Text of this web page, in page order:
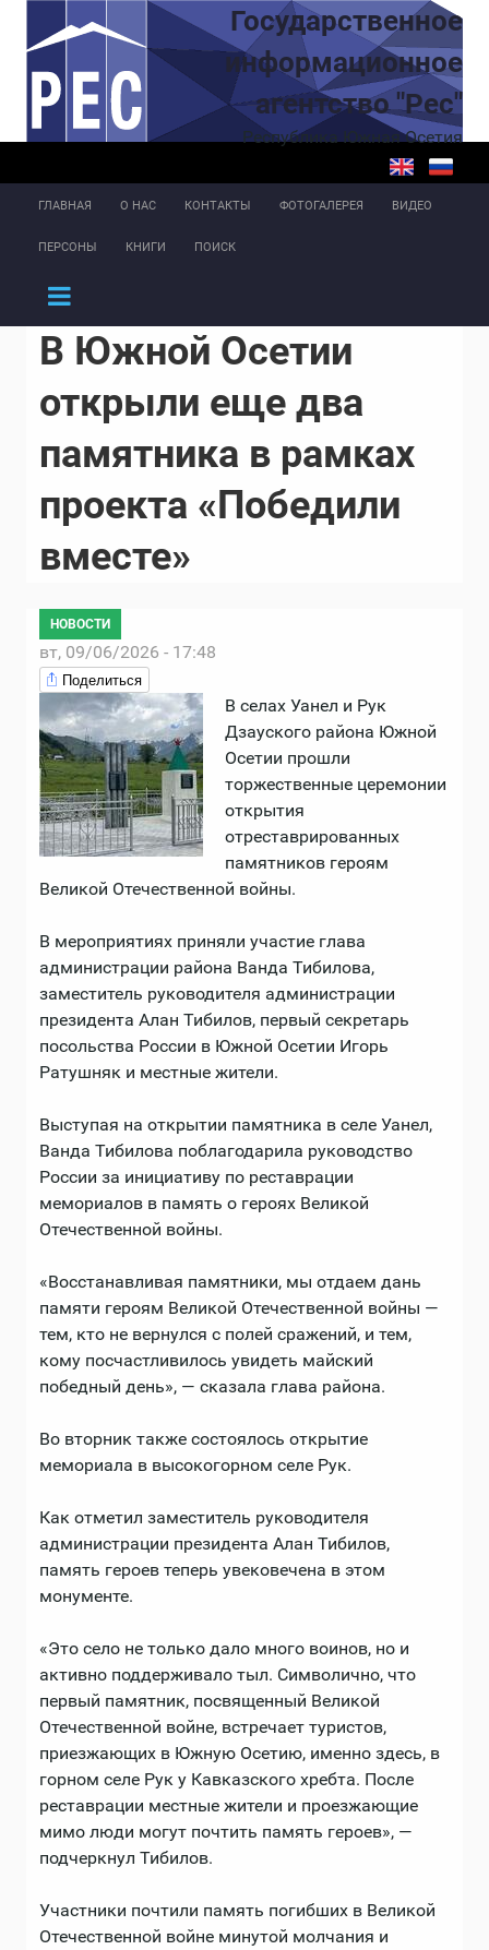
Перейти к основному содержаниюГосударственное
информационное
агентство "Рес"
Республика Южная Осетия
ГЛАВНАЯ О НАС КОНТАКТЫ ФОТОГАЛЕРЕЯ ВИДЕО
ПЕРСОНЫ КНИГИ ПОИСК
В Южной Осетии
открыли еще два
памятника в рамках
проекта «Победили
вместе»
НОВОСТИ
вт, 09/06/2026 - 17:48
Поделиться
В селах Уанел и Рук
Дзауского района Южной
Осетии прошли
торжественные церемонии
открытия
отреставрированных
памятников героям
Великой Отечественной войны.
В мероприятиях приняли участие глава
администрации района Ванда Тибилова,
заместитель руководителя администрации
президента Алан Тибилов, первый секретарь
посольства России в Южной Осетии Игорь
Ратушняк и местные жители.
Выступая на открытии памятника в селе Уанел,
Ванда Тибилова поблагодарила руководство
России за инициативу по реставрации
мемориалов в память о героях Великой
Отечественной войны.
«Восстанавливая памятники, мы отдаем дань
памяти героям Великой Отечественной войны —
тем, кто не вернулся с полей сражений, и тем,
кому посчастливилось увидеть майский
победный день», — сказала глава района.
Во вторник также состоялось открытие
мемориала в высокогорном селе Рук.
Как отметил заместитель руководителя
администрации президента Алан Тибилов,
память героев теперь увековечена в этом
монументе.
«Это село не только дало много воинов, но и
активно поддерживало тыл. Символично, что
первый памятник, посвященный Великой
Отечественной войне, встречает туристов,
приезжающих в Южную Осетию, именно здесь, в
горном селе Рук у Кавказского хребта. После
реставрации местные жители и проезжающие
мимо люди могут почтить память героев», —
подчеркнул Тибилов.
Участники почтили память погибших в Великой
Отечественной войне минутой молчания и